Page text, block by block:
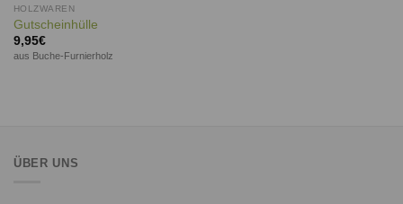
HOLZWAREN
Gutscheinhülle
9,95€
aus Buche-Furnierholz
ÜBER UNS